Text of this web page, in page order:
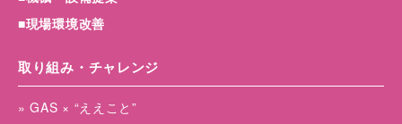
■現場環境改善
取り組み・チャレンジ
» GAS × “ええこと”